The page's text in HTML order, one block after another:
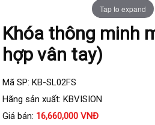
Camera Visionhitech
Camera KBVISION
Camera HDParagon
Đầu ghi Analog
Đầu ghi HDParagon
Tap to expand
Khóa thông minh
hợp vân tay)
Mã SP: KB-SL02FS
Hãng sản xuất: KBVISION
Giá bán: 16,660,000 VNĐ